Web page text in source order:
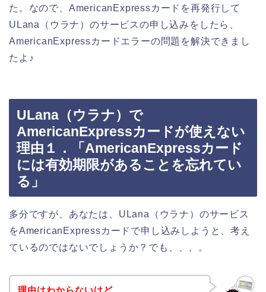
た。なので、AmericanExpressカードを再発行して
ULana（ウラナ）のサービスの申し込みをしたら、
AmericanExpressカードエラーの問題を解決できまし
たよ♪
ULana（ウラナ）で
AmericanExpressカードが使えない
理由１．「AmericanExpressカード
には有効期限があることを忘れてい
る」
多分ですが、あなたは、ULana（ウラナ）のサービス
をAmericanExpressカードで申し込みしようと、考え
ているのではないでしょうか？でも、、、。